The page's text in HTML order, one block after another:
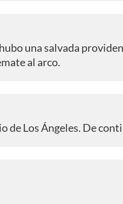
una salvada
al arco.
de Los Ángeles. De